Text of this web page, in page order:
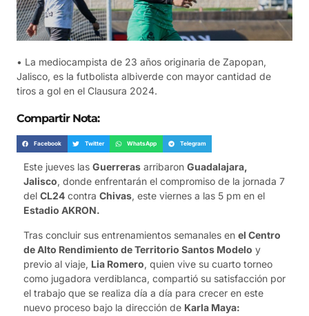
• La mediocampista de 23 años originaria de Zapopan,
Jalisco, es la futbolista albiverde con mayor cantidad de
tiros a gol en el Clausura 2024.
Compartir Nota:
Facebook Twitter WhatsApp Telegram
Este jueves las Guerreras arribaron Guadalajara,
Jalisco, donde enfrentarán el compromiso de la jornada 7
del CL24 contra Chivas, este viernes a las 5 pm en el
Estadio AKRON.
Tras concluir sus entrenamientos semanales en el Centro
de Alto Rendimiento de Territorio Santos Modelo y
previo al viaje, Lia Romero, quien vive su cuarto torneo
como jugadora verdiblanca, compartió su satisfacción por
el trabajo que se realiza día a día para crecer en este
nuevo proceso bajo la dirección de Karla Maya: